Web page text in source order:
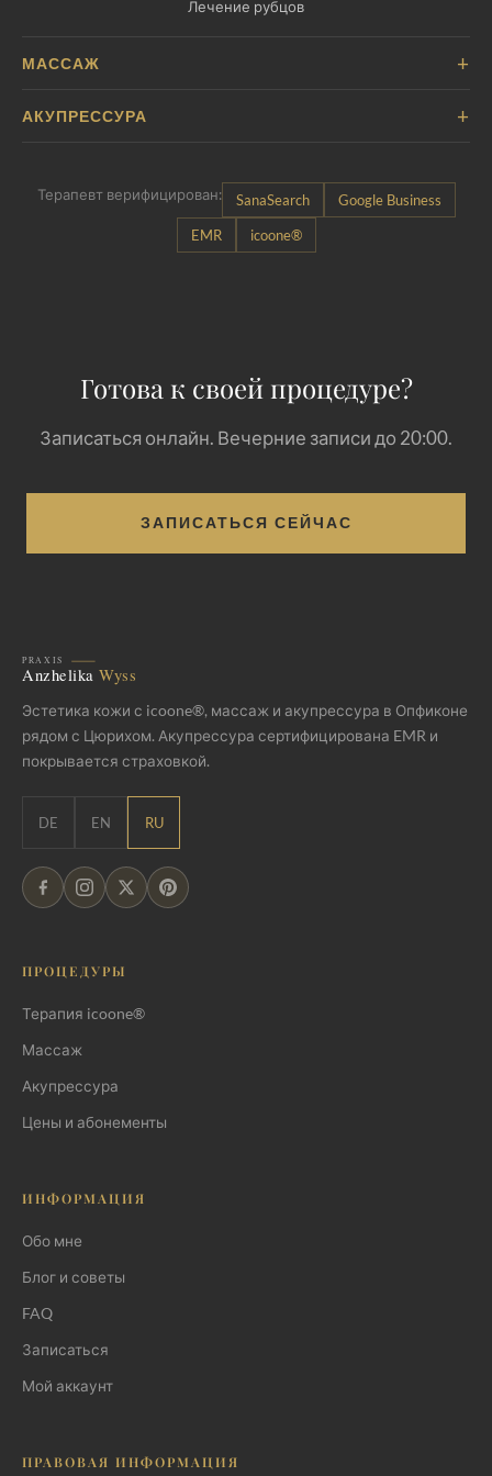
Лечение рубцов
МАССАЖ +
АКУПРЕССУРА +
Терапевт верифицирован: SanaSearch
Google Business
EMR
icoone®
Готова к своей процедуре?
Записаться онлайн. Вечерние записи до 20:00.
ЗАПИСАТЬСЯ СЕЙЧАС
Эстетика кожи с icoone®, массаж и акупрессура в Опфиконе
рядом с Цюрихом. Акупрессура сертифицирована EMR и
покрывается страховкой.
DE EN RU
ПРОЦЕДУРЫ
Терапия icoone®
Массаж
Акупрессура
Цены и абонементы
ИНФОРМАЦИЯ
Обо мне
Блог и советы
FAQ
Записаться
Мой аккаунт
ПРАВОВАЯ ИНФОРМАЦИЯ